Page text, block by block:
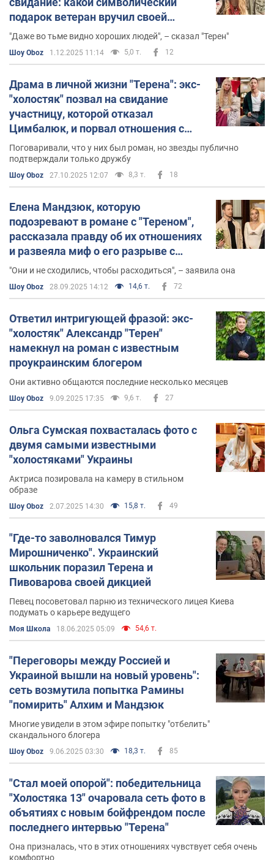
подарок ветеран вручил своей
спутнице
"Даже во тьме видно хороших людей", – сказал "Терен"
Шоу Oboz 1.12.2025 11:14 5,0 т. 12
Драма в личной жизни "Терена": экс-
"холостяк" позвал на свидание
участницу, которой отказал
Цимбалюк, и порвал отношения с
Еленой Мандзюк
Поговаривали, что у них был роман, но звезды публично
подтверждали только дружбу
Шоу Oboz 27.10.2025 12:07 8,3 т. 18
Елена Мандзюк, которую
подозревают в романе с "Тереном",
рассказала правду об их отношениях
и развеяла миф о его разрыве с
Белень
"Они и не сходились, чтобы расходиться", – заявила она
Шоу Oboz 28.09.2025 14:12 14,6 т. 72
Ответил интригующей фразой: экс-
"холостяк" Александр "Терен"
намекнул на роман с известным
проукраинским блогером
Они активно общаются последние несколько месяцев
Шоу Oboz 9.09.2025 17:35 9,6 т. 27
Ольга Сумская похвасталась фото с
двумя самыми известными
"холостяками" Украины
Актриса позировала на камеру в стильном
образе
Шоу Oboz 2.07.2025 14:30 15,8 т. 49
"Где-то заволновался Тимур
Мирошниченко". Украинский
школьник поразил Терена и
Пивоварова своей дикцией
Певец посоветовал парню из технического лицея Киева
подумать о карьере ведущего
Моя Школа 18.06.2025 05:09 54,6 т.
"Переговоры между Россией и
Украиной вышли на новый уровень":
сеть возмутила попытка Рамины
"помирить" Алхим и Мандзюк
Многие увидели в этом эфире попытку "отбелить"
скандального блогера
Шоу Oboz 9.06.2025 03:30 18,3 т. 85
"Стал моей опорой": победительница
"Холостяка 13" очаровала сеть фото в
объятиях с новым бойфрендом после
последнего интервью "Терена"
Она призналась, что в этих отношениях чувствует себя очень
комфортно